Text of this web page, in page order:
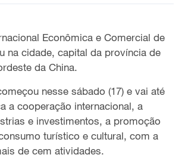
Econômica e Comercial de
na cidade, capital da província de
da China.
nesse sábado (17) e vai até
a cooperação internacional, a
e investimentos, a promoção
turístico e cultural, com a
de cem atividades.